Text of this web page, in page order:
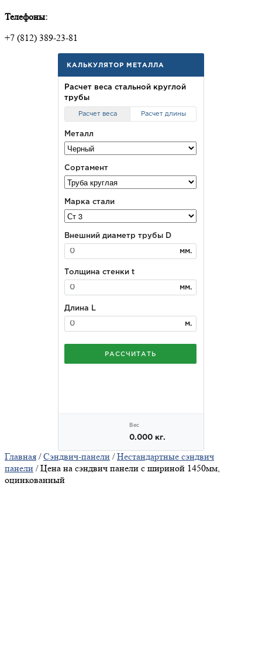
Телефоны:
+7 (812) 389-23-81
Главная /Сэндвич-панели /Нестандартные сэндвич
панели / Цена на сэндвич панели с шириной 1450мм,
оцинкованный